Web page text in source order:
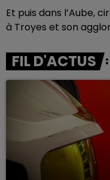
Et puis dans l’Aube,
à Troyes et son
FIL D'ACTUS